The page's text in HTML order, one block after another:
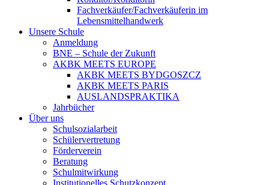
Fachverkäufer/Fachverkäuferin im
Lebensmittelhandwerk
Unsere Schule
Anmeldung
BNE – Schule der Zukunft
AKBK MEETS EUROPE
AKBK MEETS BYDGOSZCZ
AKBK MEETS PARIS
AUSLANDSPRAKTIKA
Jahrbücher
Über uns
Schulsozialarbeit
Schülervertretung
Förderverein
Beratung
Schulmitwirkung
Institutionelles Schutzkonzept